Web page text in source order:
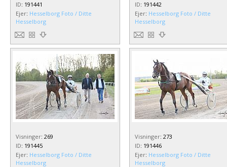
ID: 191441
Ejer: Hesselborg Foto / Ditte
Hesselborg
ID: 191442
Ejer: Hesselborg Foto / Ditte
Hesselborg
Visninger: 269
ID: 191445
Ejer: Hesselborg Foto / Ditte
Hesselborg
Visninger: 273
ID: 191446
Ejer: Hesselborg Foto / Ditte
Hesselborg